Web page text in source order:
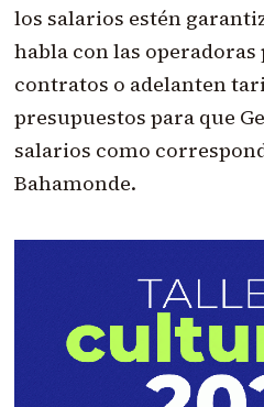
los salarios estén
habla con las operadoras
contratos o adelanten
presupuestos para que
salarios como
Bahamonde.